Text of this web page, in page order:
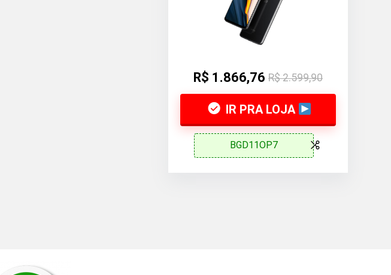
R$ 1.866,76 R$ 2.599,90
IR PRA LOJA
BGD11OP7